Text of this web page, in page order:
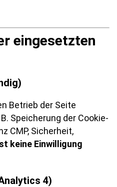
eingesetzten
Betrieb der Seite
Speicherung der Cookie-
CMP, Sicherheit,
keine Einwilligung
4)